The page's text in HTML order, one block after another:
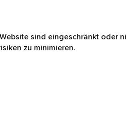
sind eingeschränkt oder
zu minimieren.